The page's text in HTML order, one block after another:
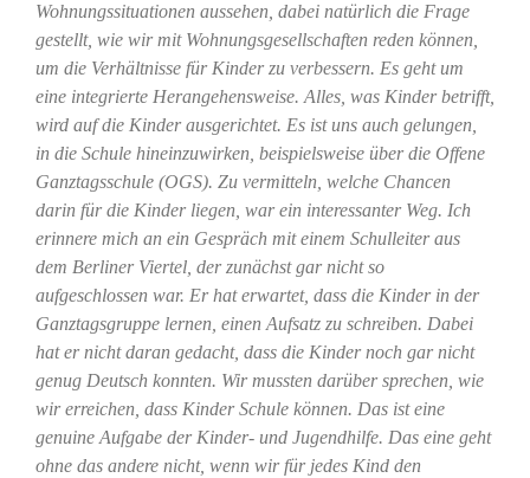
Wohnungssituationen aussehen, dabei natürlich die Frage
gestellt, wie wir mit Wohnungsgesellschaften reden können,
um die Verhältnisse für Kinder zu verbessern. Es geht um
eine integrierte Herangehensweise. Alles, was Kinder betrifft,
wird auf die Kinder ausgerichtet. Es ist uns auch gelungen,
in die Schule hineinzuwirken, beispielsweise über die Offene
Ganztagsschule (OGS). Zu vermitteln, welche Chancen
darin für die Kinder liegen, war ein interessanter Weg. Ich
erinnere mich an ein Gespräch mit einem Schulleiter aus
dem Berliner Viertel, der zunächst gar nicht so
aufgeschlossen war. Er hat erwartet, dass die Kinder in der
Ganztagsgruppe lernen, einen Aufsatz zu schreiben. Dabei
hat er nicht daran gedacht, dass die Kinder noch gar nicht
genug Deutsch konnten. Wir mussten darüber sprechen, wie
wir erreichen, dass Kinder Schule können. Das ist eine
genuine Aufgabe der Kinder- und Jugendhilfe. Das eine geht
ohne das andere nicht, wenn wir für jedes Kind den